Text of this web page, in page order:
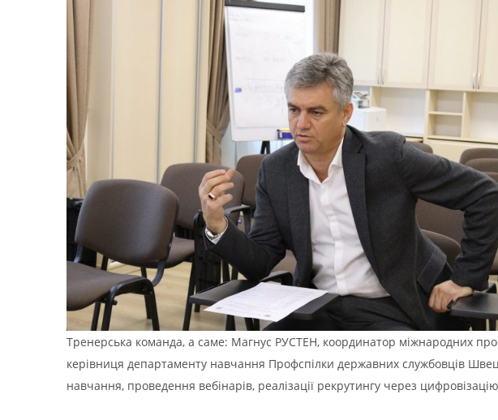
Тренерська команда, а саме: Магнус РУСТЕН, координатор міжнародних
керівниця департаменту навчання Профспілки державних службовців
навчання, проведення вебінарів, реалізації рекрутингу через